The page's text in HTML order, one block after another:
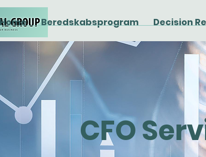
Home Beredskabsprogram Decision
CFO